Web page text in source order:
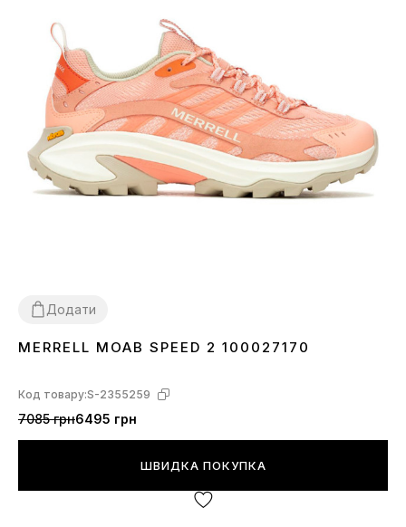
Додати
40
MERRELL MOAB SPEED 2 100027170
Код товару:S-2355259
7085 грн6495 грн
ШВИДКА ПОКУПКА